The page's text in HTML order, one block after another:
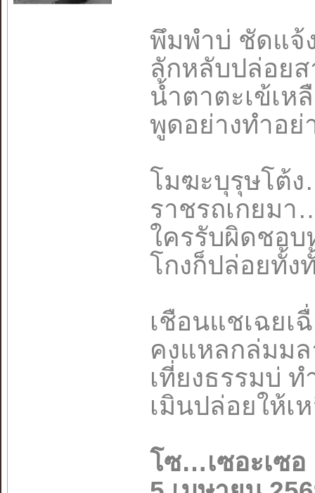
พึมพำบ่ ชัดแ
ลักหลับปล่อย
น้ำตาตะเข้เ
พูดอย่างทำอ
โมฆะบุรุษโ
ราชรถเกย
ใครรับผิดชอ
โกงก็ปล่อยทั้
เชือนแชเฉย
คงแหลกล่ม
เที่ยงธรรมบ่
เมินปล่อยให้
โซ…เซอะเซอ